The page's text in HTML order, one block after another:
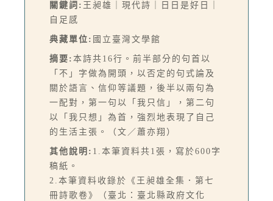
關鍵詞: 王昶雄｜現代詩｜日日是好日｜
自足感
典藏單位: 國立臺灣文學館
摘要: 本詩共16行。前半部分的句首以
「不」字做為開頭，以否定的句式論及
關於語言、信仰等議題，後半以兩句為
一配對，第一句以「我只信」，第二句
以「我只想」為首，強烈地表現了自己
的生活主張。（文／蕭亦翔）
其他說明: 1.本筆資料共1張，寫於600字
稿紙。
2.本筆資料收錄於《王昶雄全集．第七
冊詩歌卷》（臺北：臺北縣政府文化